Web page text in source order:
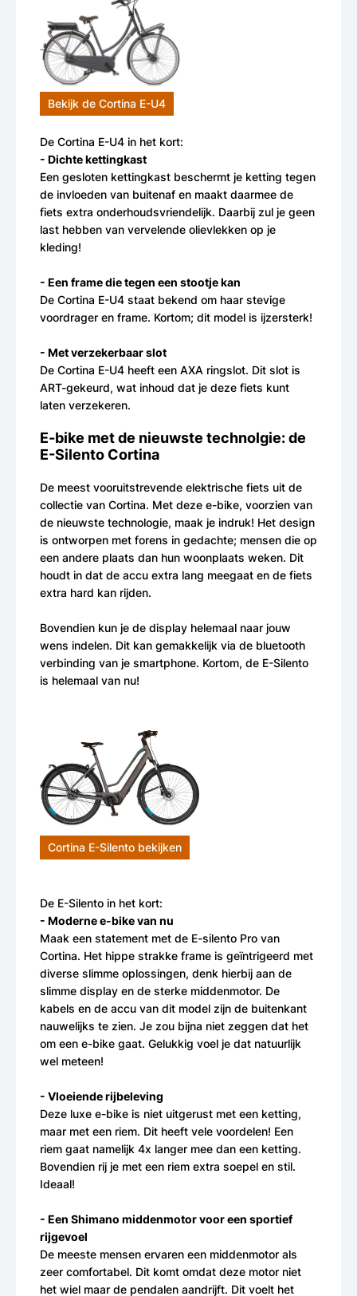
Bekijk de Cortina E-U4
De Cortina E-U4 in het kort:
- Dichte kettingkast
Een gesloten kettingkast beschermt je ketting tegen
de invloeden van buitenaf en maakt daarmee de
fiets extra onderhoudsvriendelijk. Daarbij zul je geen
last hebben van vervelende olievlekken op je
kleding!
- Een frame die tegen een stootje kan
De Cortina E-U4 staat bekend om haar stevige
voordrager en frame. Kortom; dit model is ijzersterk!
- Met verzekerbaar slot
De Cortina E-U4 heeft een AXA ringslot. Dit slot is
ART-gekeurd, wat inhoud dat je deze fiets kunt
laten verzekeren.
E-bike met de nieuwste technolgie: de
E-Silento Cortina
De meest vooruitstrevende elektrische fiets uit de
collectie van Cortina. Met deze e-bike, voorzien van
de nieuwste technologie, maak je indruk! Het design
is ontworpen met forens in gedachte; mensen die op
een andere plaats dan hun woonplaats weken. Dit
houdt in dat de accu extra lang meegaat en de fiets
extra hard kan rijden.
Bovendien kun je de display helemaal naar jouw
wens indelen. Dit kan gemakkelijk via de bluetooth
verbinding van je smartphone. Kortom, de E-Silento
is helemaal van nu!
Cortina E-Silento bekijken
De E-Silento in het kort:
- Moderne e-bike van nu
Maak een statement met de E-silento Pro van
Cortina. Het hippe strakke frame is geïntrigeerd met
diverse slimme oplossingen, denk hierbij aan de
slimme display en de sterke middenmotor. De
kabels en de accu van dit model zijn de buitenkant
nauwelijks te zien. Je zou bijna niet zeggen dat het
om een e-bike gaat. Gelukkig voel je dat natuurlijk
wel meteen!
- Vloeiende rijbeleving
Deze luxe e-bike is niet uitgerust met een ketting,
maar met een riem. Dit heeft vele voordelen! Een
riem gaat namelijk 4x langer mee dan een ketting.
Bovendien rij je met een riem extra soepel en stil.
Ideaal!
- Een Shimano middenmotor voor een sportief
rijgevoel
De meeste mensen ervaren een middenmotor als
zeer comfortabel. Dit komt omdat deze motor niet
het wiel maar de pendalen aandrijft. Dit voelt het